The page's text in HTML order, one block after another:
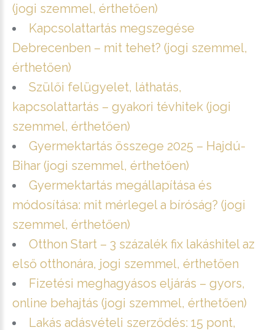
(jogi szemmel, érthetően)
Kapcsolattartás megszegése
Debrecenben – mit tehet? (jogi szemmel,
érthetően)
Szülői felügyelet, láthatás,
kapcsolattartás – gyakori tévhitek (jogi
szemmel, érthetően)
Gyermektartás összege 2025 – Hajdú-
Bihar (jogi szemmel, érthetően)
Gyermektartás megállapítása és
módosítása: mit mérlegel a bíróság? (jogi
szemmel, érthetően)
Otthon Start – 3 százalék fix lakáshitel az
első otthonára, jogi szemmel, érthetően
Fizetési meghagyásos eljárás – gyors,
online behajtás (jogi szemmel, érthetően)
Lakás adásvételi szerződés: 15 pont,